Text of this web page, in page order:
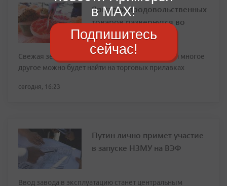
Ярмарки продовольственных
товаров развернутся во
Владивостоке
Свежая зелень, картофель, помидоры, огурцы и многое
другое можно будет найти на торговых прилавках
сегодня, 16:23
Путин лично примет участие
в запуске НЗМУ на ВЭФ
Ввод завода в эксплуатацию станет центральным
в MAX!
Подпишитесь
сейчас!